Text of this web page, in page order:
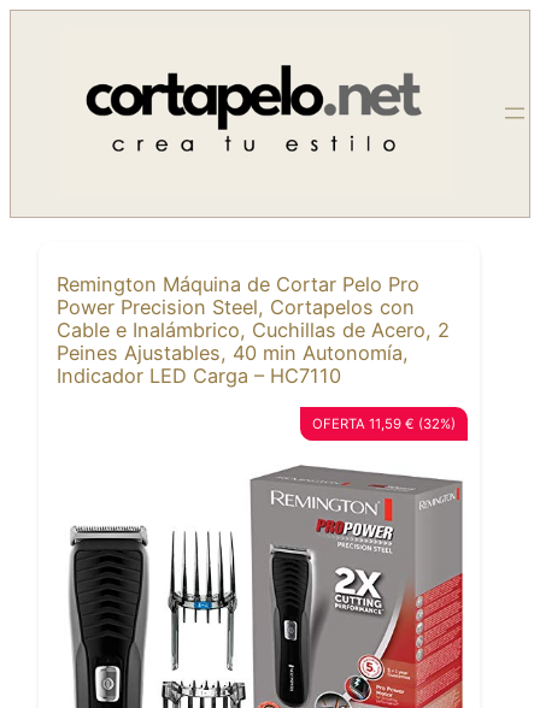
contenido
Remington Máquina de Cortar Pelo Pro
Power Precision Steel, Cortapelos con
Cable e Inalámbrico, Cuchillas de Acero, 2
Peines Ajustables, 40 min Autonomía,
Indicador LED Carga – HC7110
OFERTA 11,59 € (32%)